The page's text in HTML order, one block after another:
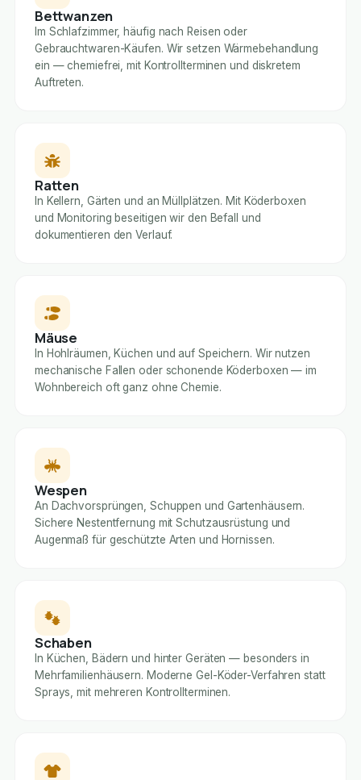
Bettwanzen
Im Schlafzimmer, häufig nach Reisen oder
Gebrauchtwaren-Käufen. Wir setzen Wärmebehandlung
ein — chemiefrei, mit Kontrollterminen und diskretem
Auftreten.
Ratten
In Kellern, Gärten und an Müllplätzen. Mit Köderboxen
und Monitoring beseitigen wir den Befall und
dokumentieren den Verlauf.
Mäuse
In Hohlräumen, Küchen und auf Speichern. Wir nutzen
mechanische Fallen oder schonende Köderboxen — im
Wohnbereich oft ganz ohne Chemie.
Wespen
An Dachvorsprüngen, Schuppen und Gartenhäusern.
Sichere Nestentfernung mit Schutzausrüstung und
Augenmaß für geschützte Arten und Hornissen.
Schaben
In Küchen, Bädern und hinter Geräten — besonders in
Mehrfamilienhäusern. Moderne Gel-Köder-Verfahren statt
Sprays, mit mehreren Kontrollterminen.